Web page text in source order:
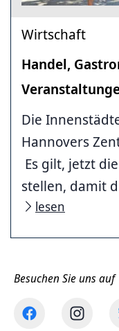
Wirtschaft
Handel,
Die
Hannovers
Es gilt, jetzt
stellen, damit
lesen
Besuchen Sie uns auf